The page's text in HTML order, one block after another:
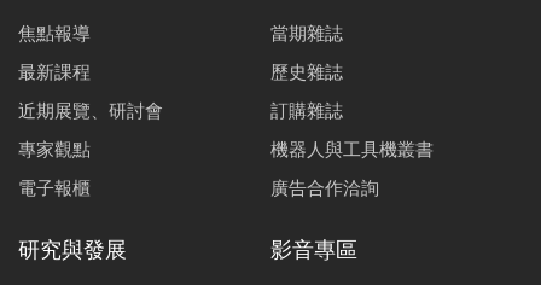
焦點報導
最新課程
近期展覽、研討會
專家觀點
電子報櫃
當期雜誌
歷史雜誌
訂購雜誌
機器人與工具機叢書
廣告合作洽詢
研究與發展 影音專區